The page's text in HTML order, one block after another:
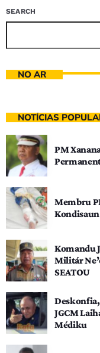
SEARCH
NO AR
NOTÍCIAS
PM
Membru
Komandu
Militár
SEATOU
JGCM
Médiku